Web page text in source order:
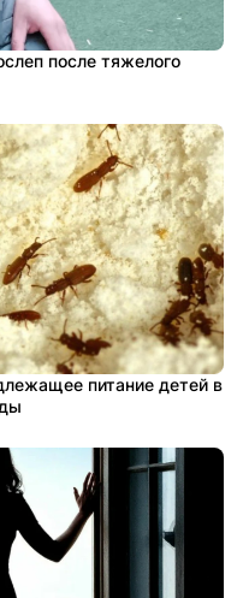
после тяжелого
питание детей в